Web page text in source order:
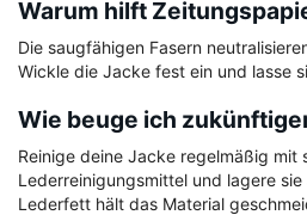
Warum hilft
Die saugfähigen Fasern
Wickle die Jacke fest ein und lasse
Wie beuge ich
Reinige deine Jacke regelmäßig mit
Lederreinigungsmittel und lagere
Lederfett hält das Material